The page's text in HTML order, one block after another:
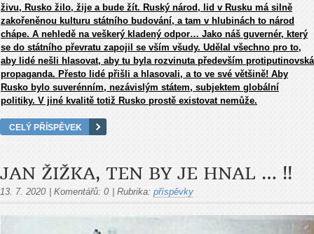
živu, Rusko žilo, žije a bude žít. Ruský národ, lid v Rusku má silně
zakořeněnou kulturu státního budování, a tam v hlubinách to národ
chápe. A nehledě na veškerý kladený odpor… Jako náš guvernér, který
se do státního převratu zapojil se vším všudy. Udělal všechno pro to,
aby lidé nešli hlasovat, aby tu byla rozvinuta především protiputinovská
propaganda. Přesto lidé přišli a hlasovali, a to ve své většině! Aby
Rusko bylo suverénním, nezávislým státem, subjektem globální
politiky. V jiné kvalitě totiž Rusko prostě existovat nemůže.
CELÝ PŘÍSPĚVEK
JAN ŽIŽKA, TEN BY JE HNAL … !!
13. 7. 2020 | Komentářů: 0 | Rubrika: příspěvky